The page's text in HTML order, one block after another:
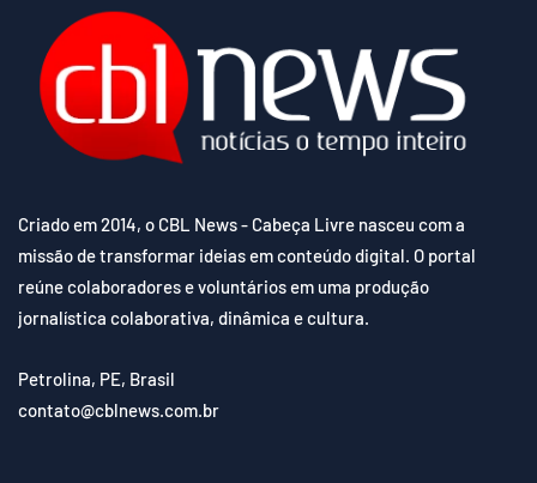
Criado em 2014, o CBL News - Cabeça Livre nasceu com a
missão de transformar ideias em conteúdo digital. O portal
reúne colaboradores e voluntários em uma produção
jornalística colaborativa, dinâmica e cultura.
Petrolina, PE, Brasil
contato@cblnews.com.br